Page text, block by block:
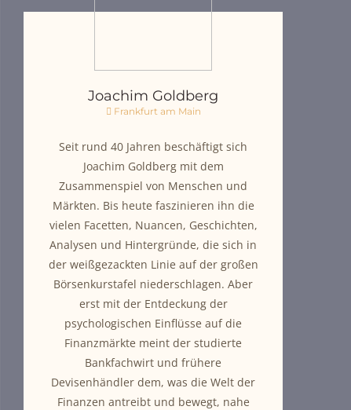
Joachim Goldberg
Frankfurt am Main
Seit rund 40 Jahren beschäftigt sich
Joachim Goldberg mit dem
Zusammenspiel von Menschen und
Märkten. Bis heute faszinieren ihn die
vielen Facetten, Nuancen, Geschichten,
Analysen und Hintergründe, die sich in
der weißgezackten Linie auf der großen
Börsenkurstafel niederschlagen. Aber
erst mit der Entdeckung der
psychologischen Einflüsse auf die
Finanzmärkte meint der studierte
Bankfachwirt und frühere
Devisenhändler dem, was die Welt der
Finanzen antreibt und bewegt, nahe